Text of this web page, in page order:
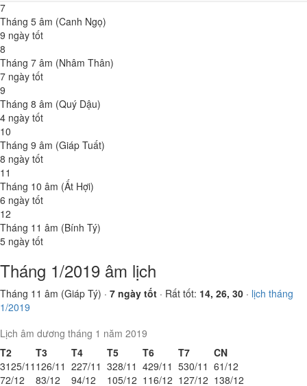
7
Tháng 5 âm (Canh Ngọ)
9 ngày tốt
8
Tháng 7 âm (Nhâm Thân)
7 ngày tốt
9
Tháng 8 âm (Quý Dậu)
4 ngày tốt
10
Tháng 9 âm (Giáp Tuất)
8 ngày tốt
11
Tháng 10 âm (Ất Hợi)
6 ngày tốt
12
Tháng 11 âm (Bính Tý)
5 ngày tốt
Tháng 1/2019 âm lịch
Tháng 11 âm (Giáp Tý) · 7 ngày tốt · Rất tốt: 14, 26, 30 · lịch tháng
1/2019
Lịch âm dương tháng 1 năm 2019
T2
T3 T4 T5 T6 T7
CN
3125/11 126/11 227/11 328/11 429/11 530/11 61/12
72/12 83/12 94/12 105/12 116/12 127/12 138/12